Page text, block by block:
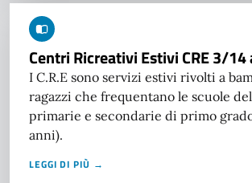
Centri Ricreativi Estivi CRE 3/14
I C.R.E sono servizi estivi rivolti a
ragazzi che frequentano le scuole
primarie e secondarie di primo
anni).
LEGGI DI PIÙ →